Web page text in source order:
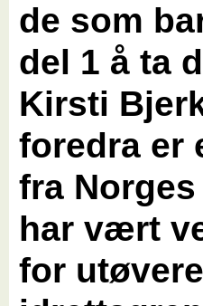
de som
del 1 å ta
Kirsti
foredra
fra
har vært
for